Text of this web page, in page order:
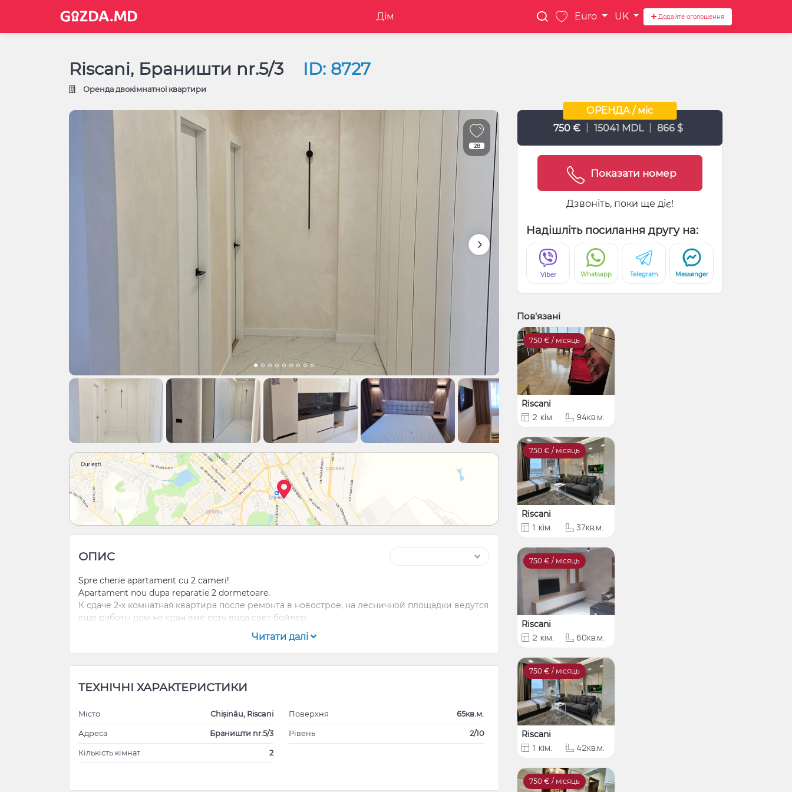
Дім Euro UK Додайте оголошення
Riscani, Браништи nr.5/3 ID: 8727
Оренда двокімнатної квартири
28
ОПИС
Spre cherie apartament cu 2 cameri!
Apartament nou dupa reparatie 2 dormetoare.
К сдаче 2-х комнатная квартира после ремонта в новострое, на лесничной площадки ведутся
еще работы дом не сдан вме есть вода свет бойлер.
Читати далі
ТЕХНІЧНІ ХАРАКТЕРИСТИКИ
Місто Chișinău, Riscani
Адреса Браништи nr.5/3
Кількість кімнат 2
Поверхня 65кв.м.
Рівень 2/10
ОРЕНДА / міс
750 €
15041 MDL 866 $
Показати номер
Дзвоніть, поки ще діє!
Надішліть посилання другу на:
Viber Whatsapp Telegram Messenger
Пов'язані
750 € / місяць
Riscani
2 кім. 94кв.м.
750 € / місяць
Riscani
1 кім. 37кв.м.
750 € / місяць
Riscani
2 кім. 60кв.м.
750 € / місяць
Riscani
1 кім. 42кв.м.
750 € / місяць